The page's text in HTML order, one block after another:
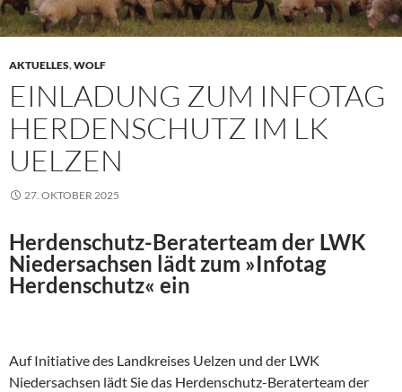
AKTUELLES,WOLF
EINLADUNG ZUM INFOTAG
HERDENSCHUTZ IM LK
UELZEN
27. OKTOBER 2025
Herdenschutz-Beraterteam der LWK
Niedersachsen lädt zum »Infotag
Herdenschutz« ein
Auf Initiative des Landkreises Uelzen und der LWK
Niedersachsen lädt Sie das Herdenschutz-Beraterteam der